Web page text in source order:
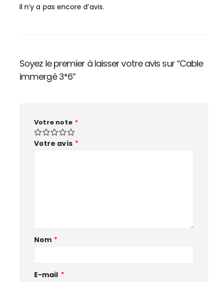
Il n’y a pas encore d’avis.
Soyez le premier à laisser votre avis sur “Cable
immergé 3*6”
Votre note *
Votre avis *
Nom *
E-mail *